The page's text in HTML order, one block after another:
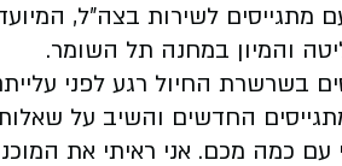
לשירות בצה״ל,
והמיון במחנה תל השומר.
בשרשרת החיול רגע לפני
החדשים והשיב על
כמה מכם. אני ראיתי את